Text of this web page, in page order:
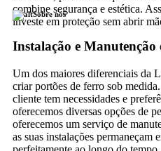
combine segurança e estética.
investe em proteção sem abrir
Sobre nós
Instalação e
Um dos maiores diferenciais da
criar portões de ferro sob
cliente tem necessidades e
oferecemos diversas opções de
oferecemos um serviço de
as suas instalações permaneçam